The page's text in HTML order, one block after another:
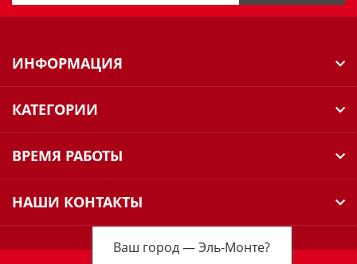
Ваш город —Эль-Монте?
ИНФОРМАЦИЯ
КАТЕГОРИИ
ВРЕМЯ РАБОТЫ
НАШИ КОНТАКТЫ